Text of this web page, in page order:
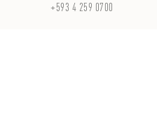
+593 4 259 0700